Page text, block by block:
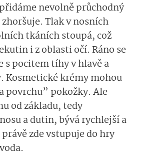
nevolně průchodný
Tlak v nosních
tkáních stoupá, což
i z oblasti očí. Ráno se
s pocitem tíhy v hlavě a
Kosmetické krémy mohou
povrchu” pokožky. Ale
od základu, tedy
a dutin, bývá rychlejší a
zde vstupuje do hry